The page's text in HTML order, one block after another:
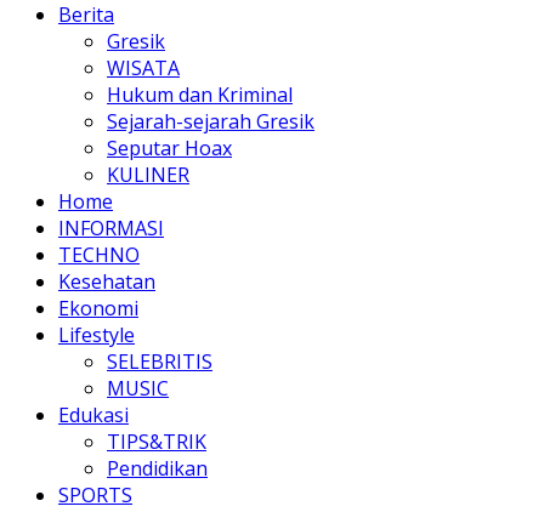
Berita
Gresik
WISATA
Hukum dan Kriminal
Sejarah-sejarah Gresik
Seputar Hoax
KULINER
Home
INFORMASI
TECHNO
Kesehatan
Ekonomi
Lifestyle
SELEBRITIS
MUSIC
Edukasi
TIPS&TRIK
Pendidikan
SPORTS